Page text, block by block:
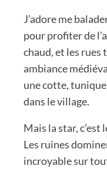
J’adore me
pour profiter de
chaud, et les rues
ambiance
une cotte,
dans le village.
Mais la star, c’est
Les ruines
incroyable sur